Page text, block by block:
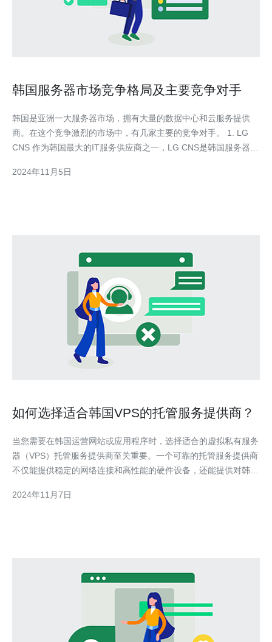
韩国服务器市场竞争格局及主要竞争对手
韩国是亚洲一大服务器市场，拥有大量的数据中心和云服务提供
商。在这个竞争激烈的市场中，有几家主要的竞争对手。 1. LG
CNS 作为韩国最大的IT服务供应商之一，LG CNS是韩国服务器市
计算、数据中心和服务器托管服务。LG CNS以其可靠的服务和卓
2024年11月5日
如何选择适合韩国VPS的托管服务提供商？
当您需要在韩国运营网站或应用程序时，选择适合的虚拟私有服务
器（VPS）托管服务提供商至关重要。一个可靠的托管服务提供商
不仅能提供稳定的网络连接和高性能的硬件设备，还能提供对韩国
商的一些建议： 1. 检查网络连接质量 稳定的网络连接是VPS托管
2024年11月7日